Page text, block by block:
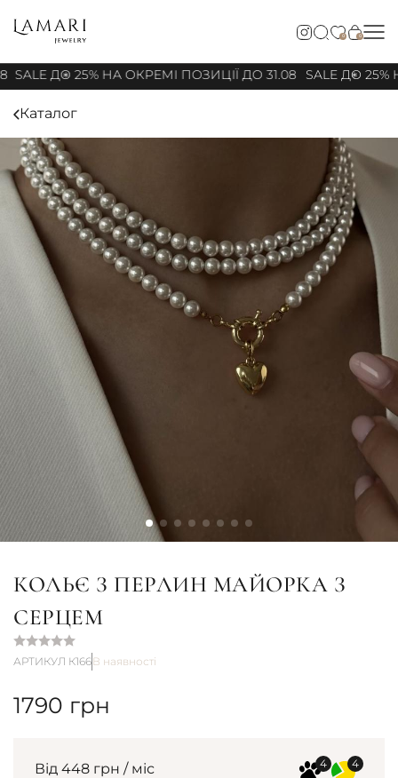
0 0
SALE ДО 25% НА ОКРЕМІ ПОЗИЦІЇ ДО 31.08 SALE ДО
Каталог
КОЛЬЄ З ПЕРЛИН МАЙОРКА З
СЕРЦЕМ
АРТИКУЛ К166В наявності
1790 грн
Від 448 грн / міс